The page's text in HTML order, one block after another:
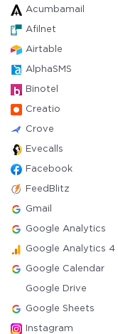
Acumbamail
Afilnet
Airtable
AlphaSMS
Binotel
Creatio
Crove
Evecalls
Facebook
FeedBlitz
Gmail
Google Analytics
Google Analytics 4
Google Calendar
Google Drive
Google Sheets
Instagram